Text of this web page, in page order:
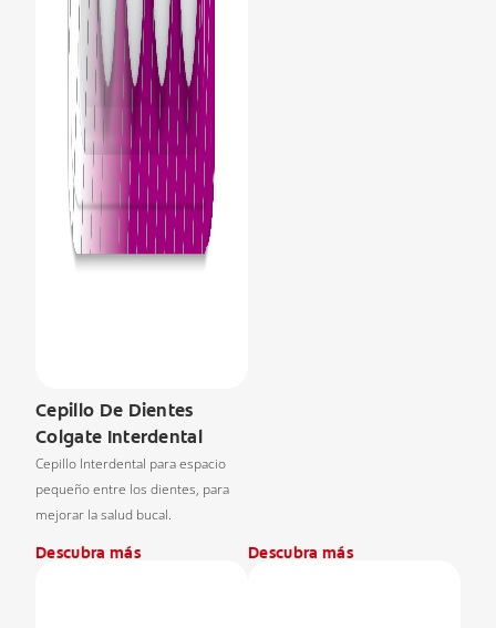
Cepillo De Dientes
Colgate Interdental
Cepillo Interdental para espacio
pequeño entre los dientes, para
mejorar la salud bucal.
Descubra más Descubra más